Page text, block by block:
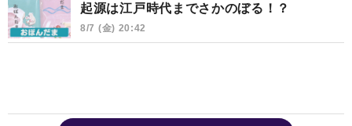
起源は江戸時代までさかのぼる！？
8/7 (金) 20:42